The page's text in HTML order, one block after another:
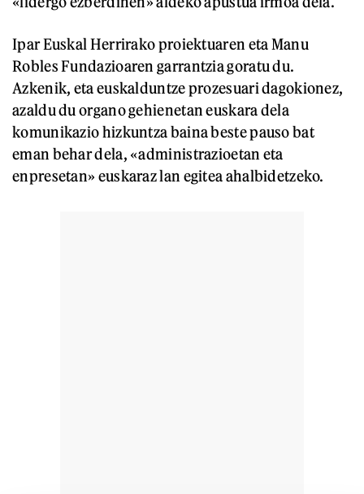
Ipar Euskal Herrirako proiektuaren eta Manu
Robles Fundazioaren garrantzia goratu du.
Azkenik, eta euskalduntze prozesuari dagokionez,
azaldu du organo gehienetan euskara dela
komunikazio hizkuntza baina beste pauso bat
eman behar dela, «administrazioetan eta
enpresetan» euskaraz lan egitea ahalbidetzeko.